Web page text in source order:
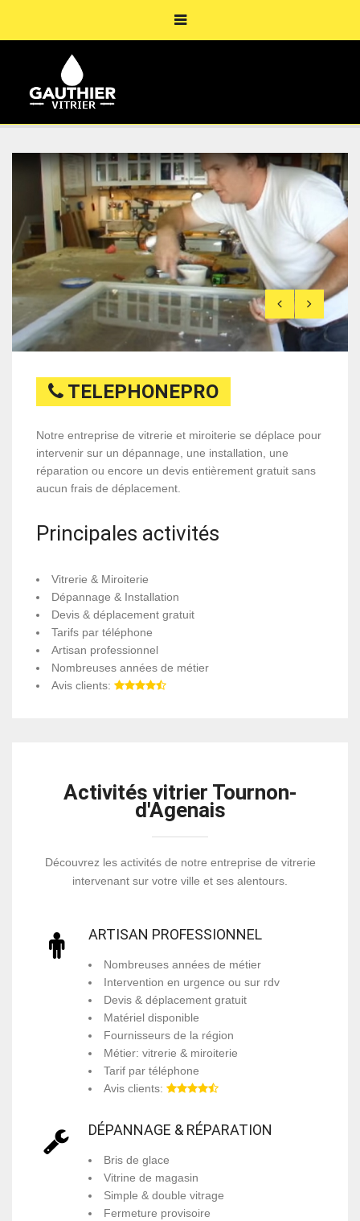
TELEPHONEPRO
Notre entreprise de vitrerie et miroiterie se déplace pour
intervenir sur un dépannage, une installation, une
réparation ou encore un devis entièrement gratuit sans
aucun frais de déplacement.
Principales activités
Vitrerie & Miroiterie
Dépannage & Installation
Devis & déplacement gratuit
Tarifs par téléphone
Artisan professionnel
Nombreuses années de métier
Avis clients:
Activités vitrier Tournon-
d'Agenais
Découvrez les activités de notre entreprise de vitrerie
intervenant sur votre ville et ses alentours.
ARTISAN PROFESSIONNEL
Nombreuses années de métier
Intervention en urgence ou sur rdv
Devis & déplacement gratuit
Matériel disponible
Fournisseurs de la région
Métier: vitrerie & miroiterie
Tarif par téléphone
Avis clients:
DÉPANNAGE & RÉPARATION
Bris de glace
Vitrine de magasin
Simple & double vitrage
Fermeture provisoire